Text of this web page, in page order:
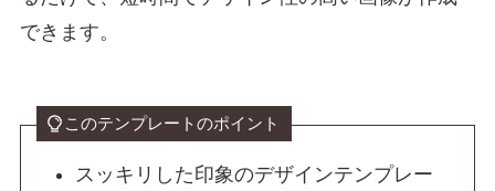
できます。
このテンプレートのポイント
スッキリした印象のデザインテンプレー